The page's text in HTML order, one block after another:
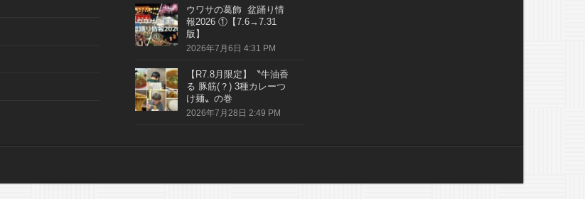
ウワサの葛飾 盆踊り情
報2026 ①【7.6→7.31
版】
2026年7月6日 4:31 PM
【R7.8月限定】〝牛油香
る 豚筋(？) 3種カレーつ
け麺〟の巻
2026年7月28日 2:49 PM